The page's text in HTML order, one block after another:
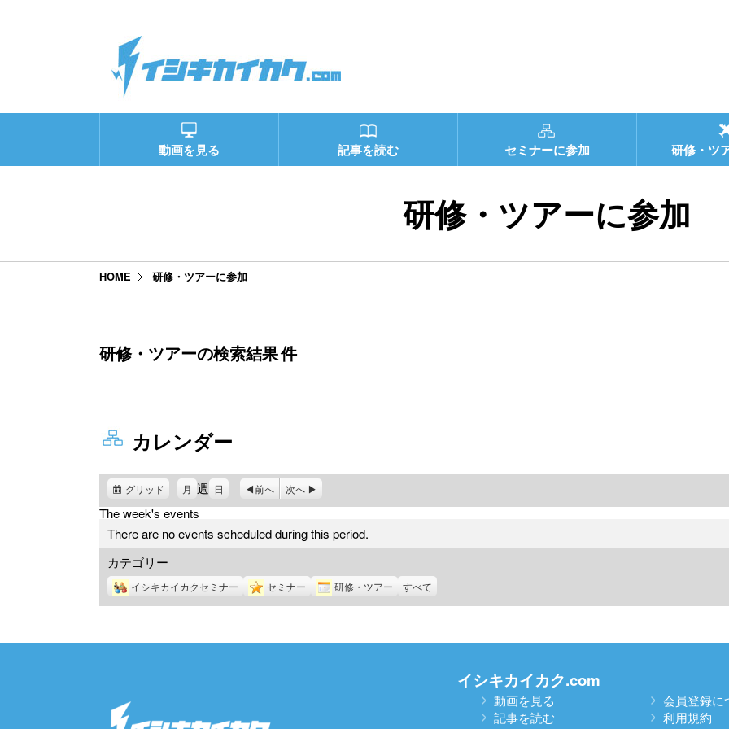
動画を見る 記事を読む セミナーに参加 研修・ツ
研修・ツアーに参加
HOME 研修・ツアーに参加
研修・ツアーの検索結果件
カレンダー
グリッド 月 週 日 前へ 次へ
The week's events
There are no events scheduled during this period.
カテゴリー
イシキカイカクセミナー セミナー 研修・ツアー すべて
イシキカイカク.com
動画を見る
記事を読む
会員登録に
利用規約